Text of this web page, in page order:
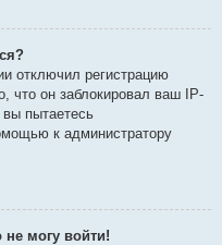
отключил регистрацию
что он заблокировал ваш IP-
пытаетесь
к администратору
не могу войти!